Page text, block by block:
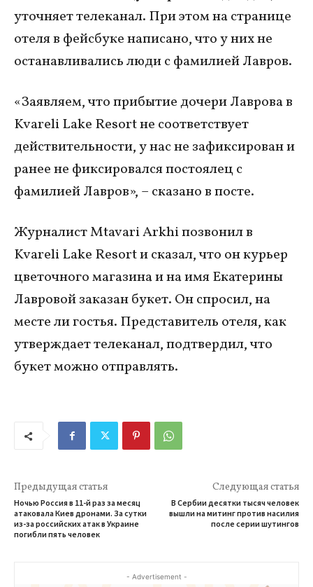
уточняет телеканал. При этом на странице
отеля в фейсбуке написано, что у них не
останавливались люди с фамилией Лавров.
«Заявляем, что прибытие дочери Лаврова в
Kvareli Lake Resort не соответствует
действительности, у нас не зафиксирован и
ранее не фиксировался постоялец с
фамилией Лавров», – сказано в посте.
Журналист Mtavari Arkhi позвонил в
Kvareli Lake Resort и сказал, что он курьер
цветочного магазина и на имя Екатерины
Лавровой заказан букет. Он спросил, на
месте ли гостья. Представитель отеля, как
утверждает телеканал, подтвердил, что
букет можно отправлять.
Предыдущая статья
Ночью Россия в 11-й раз за месяц
атаковала Киев дронами. За сутки
из-за российских атак в Украине
погибли пять человек
Следующая статья
В Сербии десятки тысяч человек
вышли на митинг против насилия
после серии шутингов
- Advertisement -